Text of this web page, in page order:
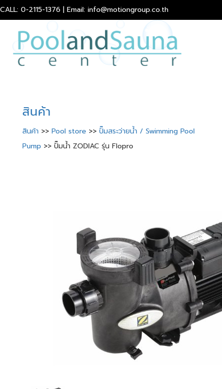
CALL: 0-2115-1376 | Email: info@motiongroup.co.th
สินค้า
สินค้า >> Pool store >> ปั๊มสระว่ายน้ำ / Swimming Pool
Pump >> ปั๊มน้ำ ZODIAC รุ่น Flopro